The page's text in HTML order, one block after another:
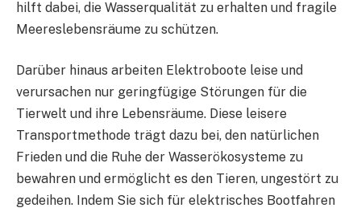
hilft dabei, die Wasserqualität zu erhalten und fragile
Meereslebensräume zu schützen.
Darüber hinaus arbeiten Elektroboote leise und
verursachen nur geringfügige Störungen für die
Tierwelt und ihre Lebensräume. Diese leisere
Transportmethode trägt dazu bei, den natürlichen
Frieden und die Ruhe der Wasserökosysteme zu
bewahren und ermöglicht es den Tieren, ungestört zu
gedeihen. Indem Sie sich für elektrisches Bootfahren